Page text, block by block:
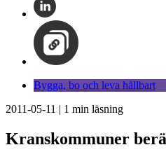
Bygga, bo och leva hållbart
2011-05-11 | 1 min läsning
Kranskommuner